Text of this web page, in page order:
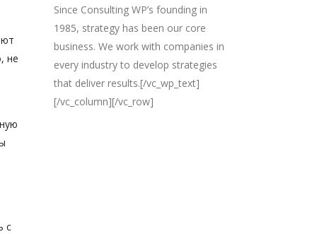
не
с
Since Consulting WP’s founding in
1985, strategy has been our core
business. We work with companies in
every industry to develop strategies
that deliver results.[/vc_wp_text]
[/vc_column][/vc_row]